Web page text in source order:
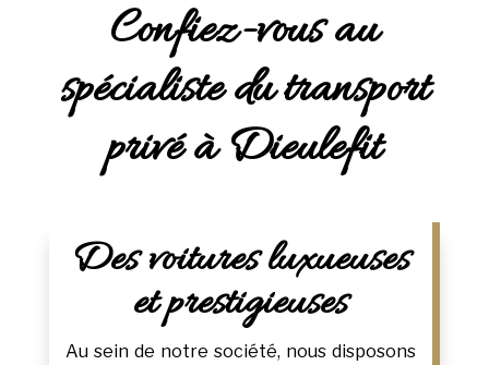
Confiez-vous au
spécialiste du transport
privé à Dieulefit
Des voitures luxueuses
et prestigieuses
Au sein de notre société, nous disposons